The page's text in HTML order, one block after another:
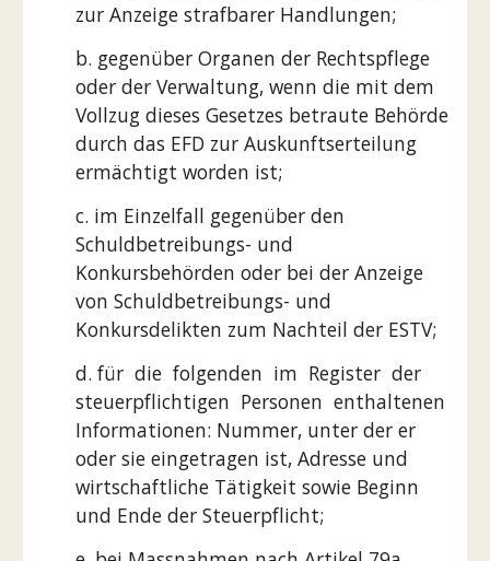
zur Anzeige strafbarer Handlungen;
b. gegenüber Organen der Rechtspflege
oder der Verwaltung, wenn die mit dem
Vollzug dieses Gesetzes betraute Behörde
durch das EFD zur Auskunftserteilung
ermächtigt worden ist;
c. im Einzelfall gegenüber den
Schuldbetreibungs- und
Konkursbehörden oder bei der Anzeige
von Schuldbetreibungs- und
Konkursdelikten zum Nachteil der ESTV;
d. für die folgenden im Register der
steuerpflichtigen Personen enthaltenen
Informationen: Nummer, unter der er
oder sie eingetragen ist, Adresse und
wirtschaftliche Tätigkeit sowie Beginn
und Ende der Steuerpflicht;